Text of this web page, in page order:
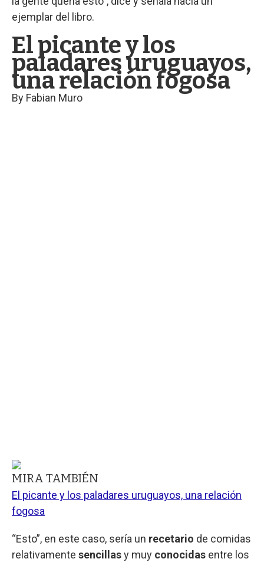
ejemplar del libro.
El picante y los
paladares uruguayos,
una relación fogosa
By Fabian Muro
MIRA TAMBIÉN
El picante y los paladares uruguayos, una relación
fogosa
“Esto”, en este caso, sería un recetario de comidas
relativamente sencillasy muy conocidas entre los